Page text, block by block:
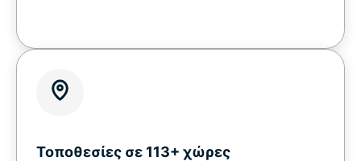
Τοποθεσίες σε 113+ χώρες